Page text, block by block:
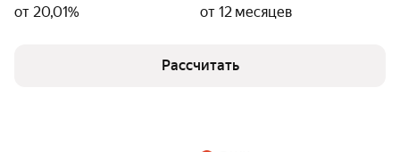
от 20,01% от 12 месяцев
Рассчитать